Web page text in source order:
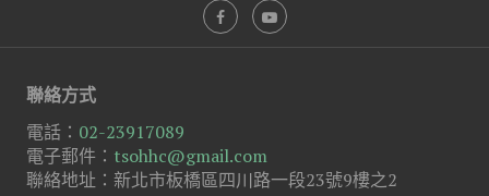
聯絡方式
電話： 02-23917089
電子郵件： tsohhc@gmail.com
聯絡地址：新北市板橋區四川路一段23號9樓之2